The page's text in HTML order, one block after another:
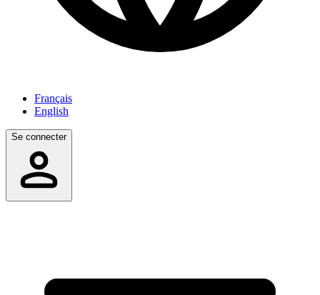
Français
English
Se connecter